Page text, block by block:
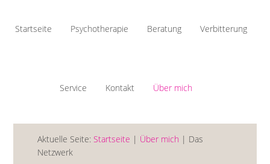
Startseite Psychotherapie Beratung Verbitterung
Service Kontakt Über mich
Aktuelle Seite:Startseite | Über mich | Das
Netzwerk